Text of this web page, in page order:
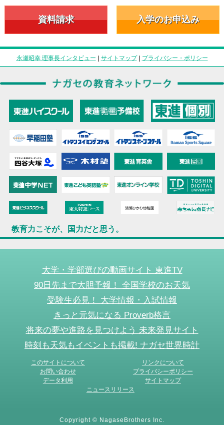
資料請求 入学のお申込み
永瀬昭幸 理事長インタビュー | サイトマップ| プライバシー・ポリシー
教育力こそが、国力だと思う。
大学・学部選びの動画サイト 東進TV
90日先まで大胆予報！ 全国学校のお天気
受験生必見！ 大学情報・入試情報
きっと元気になる Proverb格言
将来の夢や進路を見つけよう 未来発見サイト
時刻も天気もイベントも掲載! ナガセ世界時計
このサイトについて
リンクについて
お問い合わせ
プライバシーポリシー
データ利用
サイトマップ
ニュースリリース
Copyright © NagaseBrothers Inc.